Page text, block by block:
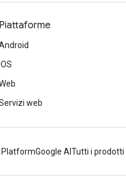
Piattaforme
web
PlatformGoogle AI Tutti i prodotti